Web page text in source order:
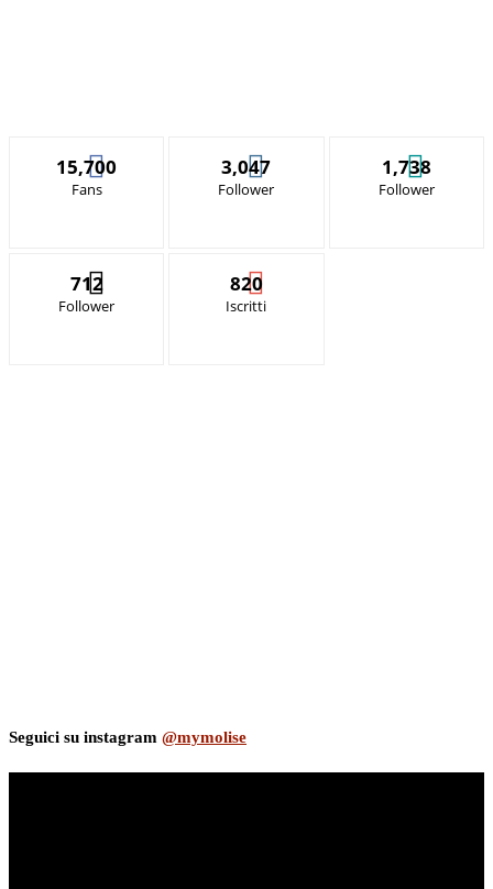
15,700
Fans
3,047
Follower
1,738
Follower
712
Follower
820
Iscritti
Seguici su instagram @mymolise